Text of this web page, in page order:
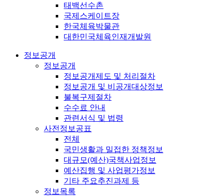
태백선수촌
국제스케이트장
한국체육박물관
대한민국체육인재개발원
정보공개
정보공개
정보공개제도 및 처리절차
정보공개 및 비공개대상정보
불복구제절차
수수료 안내
관련서식 및 법령
사전정보공표
전체
국민생활과 밀접한 정책정보
대규모(예산)국책사업정보
예산집행 및 사업평가정보
기타 주요추진과제 등
정보목록